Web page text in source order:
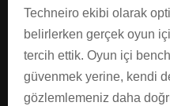
Techneiro ekibi olarak
belirlerken gerçek oyun
tercih ettik. Oyun içi
güvenmek yerine, kendi
gözlemlemeniz daha